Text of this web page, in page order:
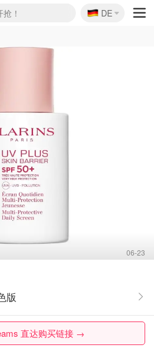
！
上新
大促
随时失效
85折
额外叠85折
！每日更新
5折起+叠9折
€192
🇩🇪
DE
06-23
版
直达购买链接 →